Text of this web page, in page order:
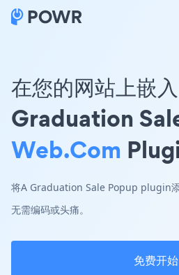
在您的网站上嵌
Graduation
Web.com
将A Graduation Sale Popup plugin
无需编码或头痛。
免费开始